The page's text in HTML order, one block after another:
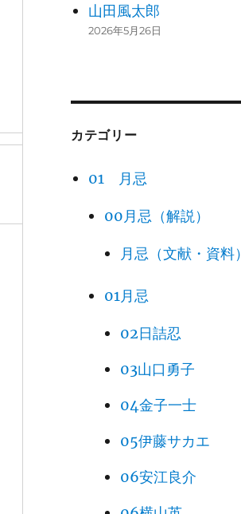
山田風太郎
2026年5月26日
カテゴリー
01 月忌
00月忌（解説）
月忌（文献・資料）
01月忌
02日詰忍
03山口勇子
04金子一士
05伊藤サカエ
06安江良介